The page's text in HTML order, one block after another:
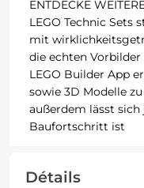
ENTDECKE
LEGO Technic Sets
mit
die echten Vorbilder
LEGO Builder App
sowie 3D Modelle
außerdem lässt
Baufortschritt ist
Détails